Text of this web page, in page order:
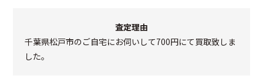
査定理由
千葉県松戸市のご自宅にお伺いして700円にて買取致しま
した。